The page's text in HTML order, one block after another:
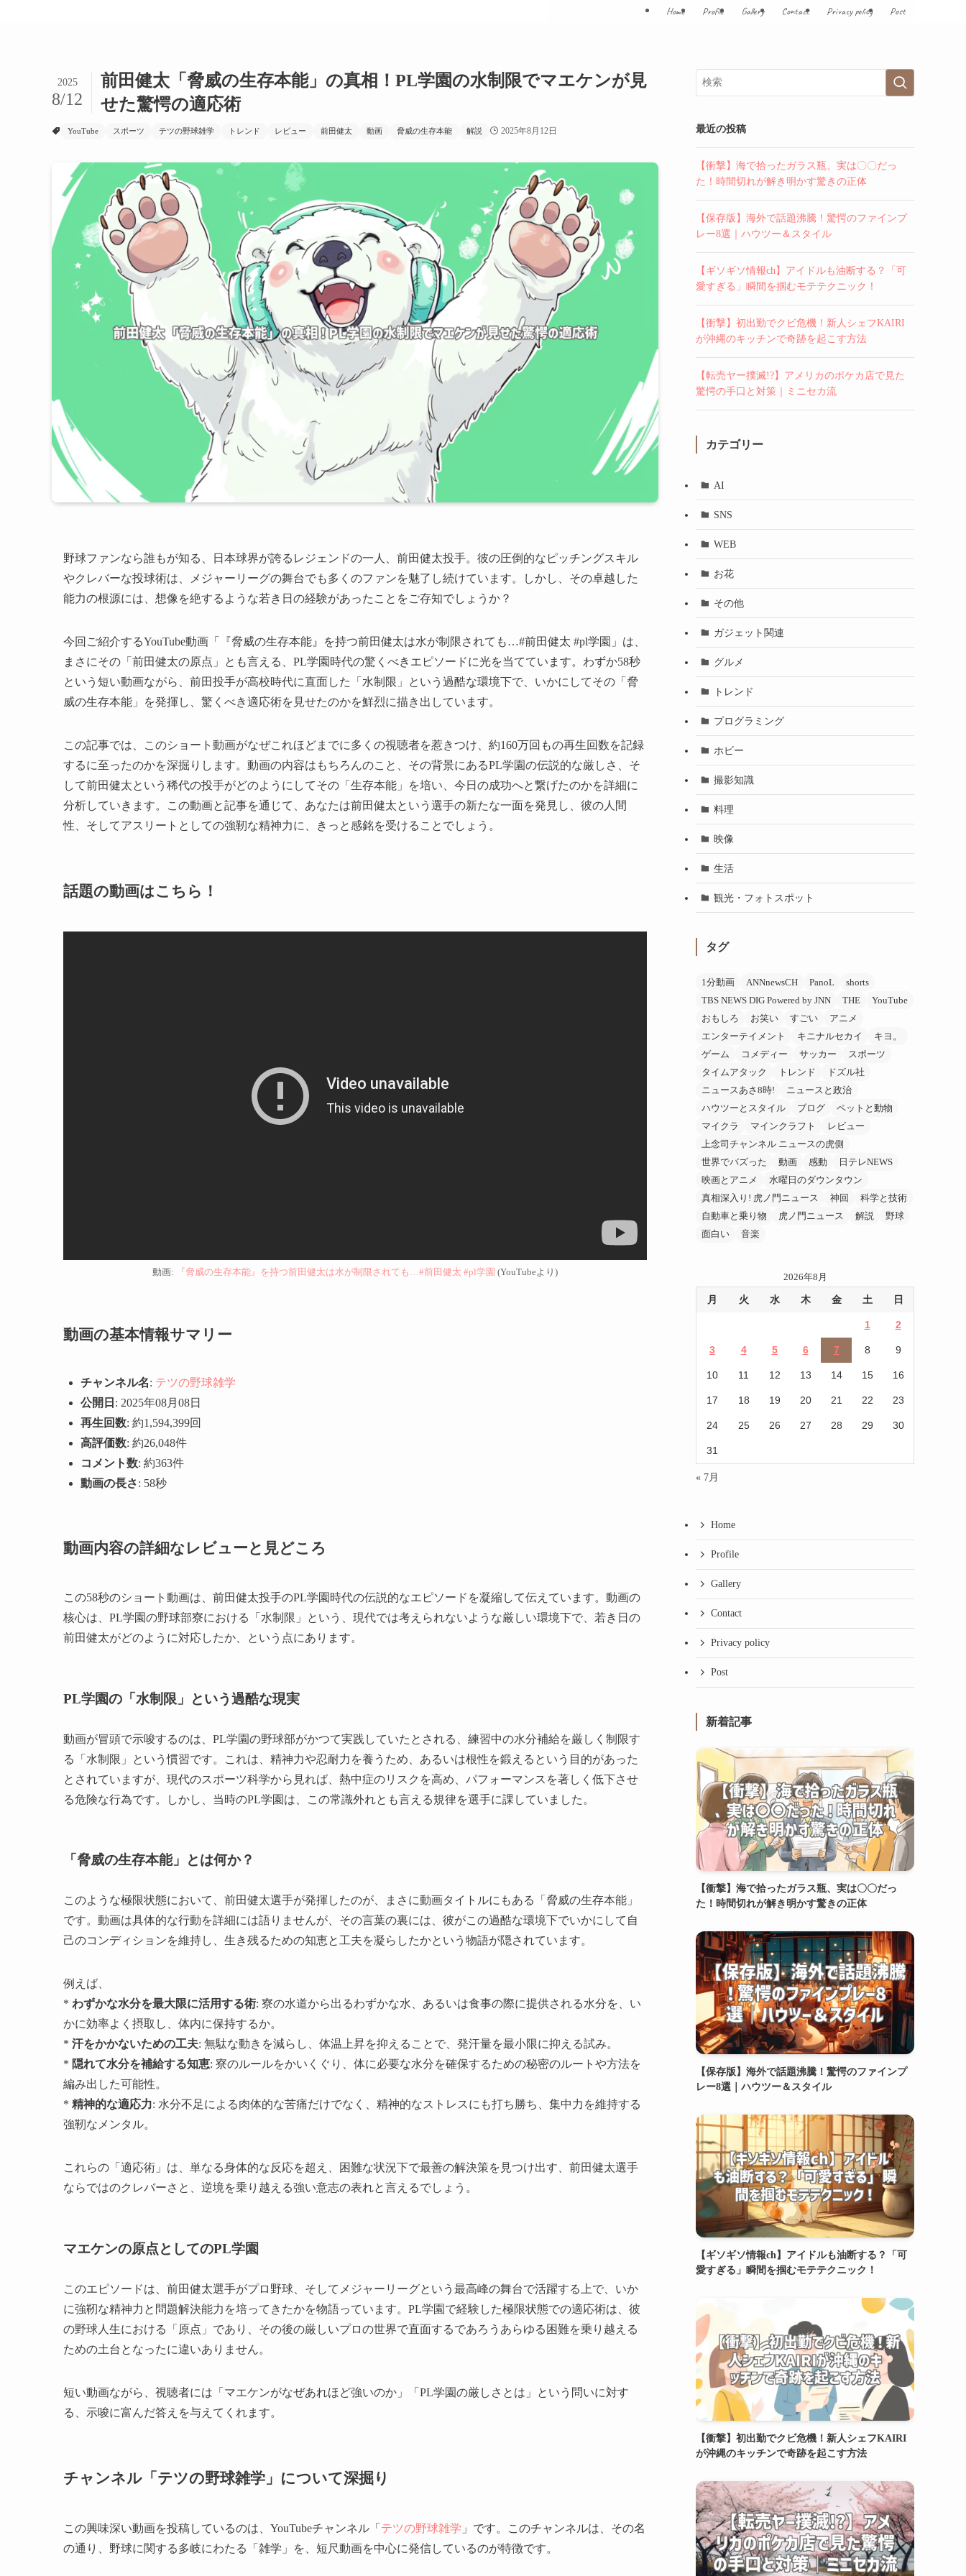
Home Profile Gallery Contact Privacy policy Post
前田健太「脅威の生存本能」の真相！PL学園の水制限でマエケンが見
せた驚愕の適応術
2025
8/12
YouTube スポーツ テツの野球雑学 トレンド レビュー 前田健太 動画 脅威の生存本能 解説 2025年8月12日
野球ファンなら誰もが知る、日本球界が誇るレジェンドの一人、前田健太投手。彼の圧倒的なピッチングスキル
やクレバーな投球術は、メジャーリーグの舞台でも多くのファンを魅了し続けています。しかし、その卓越した
能力の根源には、想像を絶するような若き日の経験があったことをご存知でしょうか？
今回ご紹介するYouTube動画「『脅威の生存本能』を持つ前田健太は水が制限されても…#前田健太 #pl学園」は、
まさにその「前田健太の原点」とも言える、PL学園時代の驚くべきエピソードに光を当てています。わずか58秒
という短い動画ながら、前田投手が高校時代に直面した「水制限」という過酷な環境下で、いかにしてその「脅
威の生存本能」を発揮し、驚くべき適応術を見せたのかを鮮烈に描き出しています。
この記事では、このショート動画がなぜこれほどまでに多くの視聴者を惹きつけ、約160万回もの再生回数を記録
するに至ったのかを深掘りします。動画の内容はもちろんのこと、その背景にあるPL学園の伝説的な厳しさ、そ
して前田健太という稀代の投手がどのようにしてその「生存本能」を培い、今日の成功へと繋げたのかを詳細に
分析していきます。この動画と記事を通じて、あなたは前田健太という選手の新たな一面を発見し、彼の人間
性、そしてアスリートとしての強靭な精神力に、きっと感銘を受けることでしょう。
話題の動画はこちら！
動画: 『脅威の生存本能』を持つ前田健太は水が制限されても…#前田健太 #pl学園 (YouTubeより)
動画の基本情報サマリー
チャンネル名: テツの野球雑学
公開日 : 2025年08月08日
再生回数: 約1,594,399回
高評価数: 約26,048件
コメント数: 約363件
動画の長さ: 58秒
動画内容の詳細なレビューと見どころ
この58秒のショート動画は、前田健太投手のPL学園時代の伝説的なエピソードを凝縮して伝えています。動画の
核心は、PL学園の野球部寮における「水制限」という、現代では考えられないような厳しい環境下で、若き日の
前田健太がどのように対応したか、という点にあります。
PL学園の「水制限」という過酷な現実
動画が冒頭で示唆するのは、PL学園の野球部がかつて実践していたとされる、練習中の水分補給を厳しく制限す
る「水制限」という慣習です。これは、精神力や忍耐力を養うため、あるいは根性を鍛えるという目的があった
とされていますが、現代のスポーツ科学から見れば、熱中症のリスクを高め、パフォーマンスを著しく低下させ
る危険な行為です。しかし、当時のPL学園は、この常識外れとも言える規律を選手に課していました。
「脅威の生存本能」とは何か？
このような極限状態において、前田健太選手が発揮したのが、まさに動画タイトルにもある「脅威の生存本能」
です。動画は具体的な行動を詳細には語りませんが、その言葉の裏には、彼がこの過酷な環境下でいかにして自
己のコンディションを維持し、生き残るための知恵と工夫を凝らしたかという物語が隠されています。
例えば、
* わずかな水分を最大限に活用する術: 寮の水道から出るわずかな水、あるいは食事の際に提供される水分を、い
かに効率よく摂取し、体内に保持するか。
* 汗をかかないための工夫: 無駄な動きを減らし、体温上昇を抑えることで、発汗量を最小限に抑える試み。
* 隠れて水分を補給する知恵: 寮のルールをかいくぐり、体に必要な水分を確保するための秘密のルートや方法を
編み出した可能性。
* 精神的な適応力: 水分不足による肉体的な苦痛だけでなく、精神的なストレスにも打ち勝ち、集中力を維持する
強靭なメンタル。
これらの「適応術」は、単なる身体的な反応を超え、困難な状況下で最善の解決策を見つけ出す、前田健太選手
ならではのクレバーさと、逆境を乗り越える強い意志の表れと言えるでしょう。
マエケンの原点としてのPL学園
このエピソードは、前田健太選手がプロ野球、そしてメジャーリーグという最高峰の舞台で活躍する上で、いか
に強靭な精神力と問題解決能力を培ってきたかを物語っています。PL学園で経験した極限状態での適応術は、彼
の野球人生における「原点」であり、その後の厳しいプロの世界で直面するであろうあらゆる困難を乗り越える
ための土台となったに違いありません。
短い動画ながら、視聴者には「マエケンがなぜあれほど強いのか」「PL学園の厳しさとは」という問いに対す
る、示唆に富んだ答えを与えてくれます。
チャンネル「テツの野球雑学」について深掘り
この興味深い動画を投稿しているのは、YouTubeチャンネル「 テツの野球雑学 」です。このチャンネルは、その名
の通り、野球に関する多岐にわたる「雑学」を、短尺動画を中心に発信しているのが特徴です。
最近の投稿
【衝撃】海で拾ったガラス瓶、実は〇〇だっ
た！時間切れが解き明かす驚きの正体
【保存版】海外で話題沸騰！驚愕のファインプ
レー8選｜ハウツー＆スタイル
【ギソギソ情報ch】アイドルも油断する？「可
愛すぎる」瞬間を掴むモテテクニック！
【衝撃】初出勤でクビ危機！新人シェフKAIRI
が沖縄のキッチンで奇跡を起こす方法
【転売ヤー撲滅!?】アメリカのポケカ店で見た
驚愕の手口と対策｜ミニセカ流
カテゴリー
AI
SNS
WEB
お花
その他
ガジェット関連
グルメ
トレンド
プログラミング
ホビー
撮影知識
料理
映像
生活
観光・フォトスポット
タグ
1分動画 ANNnewsCH PanoL
shorts
TBS NEWS DIG Powered by JNN
THE
YouTube
おもしろ
お笑い すごい
アニメ
エンターテイメント
キニナルセカイ
キヨ。
ゲーム
コメディー サッカー
スポーツ
タイムアタック
トレンド
ドズル社
ニュースあさ8時!
ニュースと政治
ハウツーとスタイル
ブログ
ペットと動物
マイクラ
マインクラフト
レビュー
上念司チャンネル ニュースの虎側
世界でバズった
動画 感動
日テレNEWS
映画とアニメ
水曜日のダウンタウン
真相深入り! 虎ノ門ニュース
神回
科学と技術
自動車と乗り物
虎ノ門ニュース 解説
野球
面白い
音楽
2026年8月
月 火 水 木 金 土 日
1 2
3 4 5 6 7 8 9
10 11 12 13 14 15 16
17 18 19 20 21 22 23
24 25 26 27 28 29 30
31
« 7月
Home
Profile
Gallery
Contact
Privacy policy
Post
新着記事
【衝撃】海で拾ったガラス瓶、実は〇〇だっ
た！時間切れが解き明かす驚きの正体
【保存版】海外で話題沸騰！驚愕のファインプ
レー8選｜ハウツー＆スタイル
【ギソギソ情報ch】アイドルも油断する？「可
愛すぎる」瞬間を掴むモテテクニック！
【衝撃】初出勤でクビ危機！新人シェフKAIRI
が沖縄のキッチンで奇跡を起こす方法